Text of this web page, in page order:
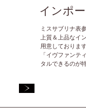
インポ
ミスサブリナ表
上質＆上品なイ
用意しておりま
「イヴファンテ
タルできるのが